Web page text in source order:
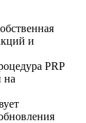
и
PRP
на